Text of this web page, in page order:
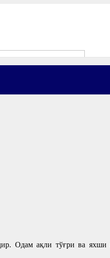
Одам ақли тўғри ва яхши